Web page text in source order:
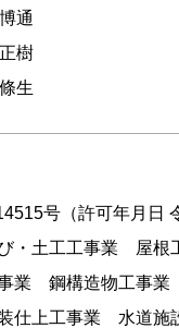
通
樹
生
号（許可年月日
・土工工事業 屋根
事業 鋼構造物工事
仕上工事業 水道施